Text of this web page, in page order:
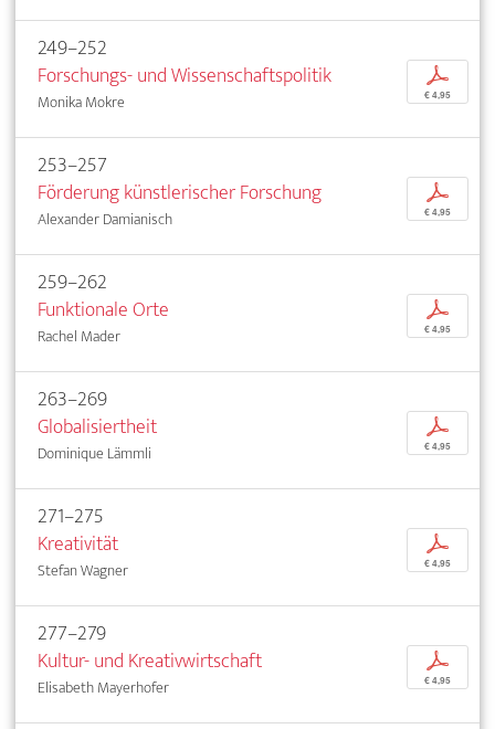
249–252
Forschungs- und Wissenschaftspolitik
Monika Mokre
p
€ 4,95
253–257
Förderung künstlerischer Forschung
Alexander Damianisch
p
€ 4,95
259–262
Funktionale Orte
Rachel Mader
p
€ 4,95
263–269
Globalisiertheit
Dominique Lämmli
p
€ 4,95
271–275
Kreativität
Stefan Wagner
p
€ 4,95
277–279
Kultur- und Kreativwirtschaft
Elisabeth Mayerhofer
p
€ 4,95